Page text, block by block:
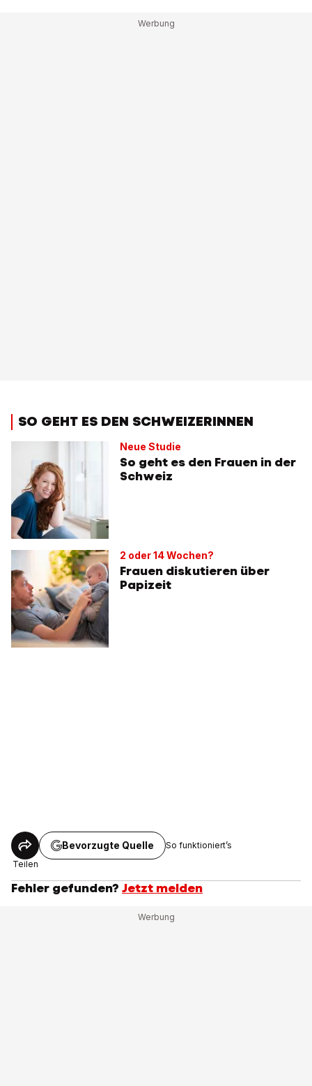
SO GEHT ES DEN SCHWEIZERINNEN
Neue Studie
So geht es den Frauen in der
Schweiz
2 oder 14 Wochen?
Frauen diskutieren über
Papizeit
Teilen
Bevorzugte Quelle So funktioniert’s
Fehler gefunden? Jetzt melden